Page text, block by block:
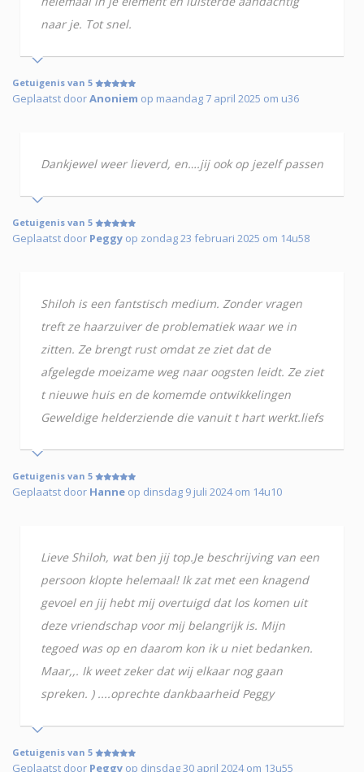
naar je. Tot snel.
Getuigenis van 5
Geplaatst doorAnoniem op maandag 7 april 2025 om u36
Dankjewel weer lieverd, en….jij ook op jezelf passen
Getuigenis van 5
Geplaatst door Peggy op zondag 23 februari 2025 om 14u58
Shiloh is een fantstisch medium. Zonder vragen
treft ze haarzuiver de problematiek waar we in
zitten. Ze brengt rust omdat ze ziet dat de
afgelegde moeizame weg naar oogsten leidt. Ze ziet
t nieuwe huis en de komemde ontwikkelingen
Geweldige helderziende die vanuit t hart werkt.liefs
Getuigenis van 5
Geplaatst door Hanne op dinsdag 9 juli 2024 om 14u10
Lieve Shiloh, wat ben jij top.Je beschrijving van een
persoon klopte helemaal! Ik zat met een knagend
gevoel en jij hebt mij overtuigd dat los komen uit
deze vriendschap voor mij belangrijk is. Mijn
tegoed was op en daarom kon ik u niet bedanken.
Maar,,. Ik weet zeker dat wij elkaar nog gaan
spreken. ) ....oprechte dankbaarheid Peggy
Getuigenis van 5
Geplaatst door Peggy op dinsdag 30 april 2024 om 13u55